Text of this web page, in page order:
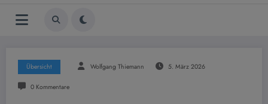
Übersicht Wolfgang Thiemann 5. März 2026
0 Kommentare